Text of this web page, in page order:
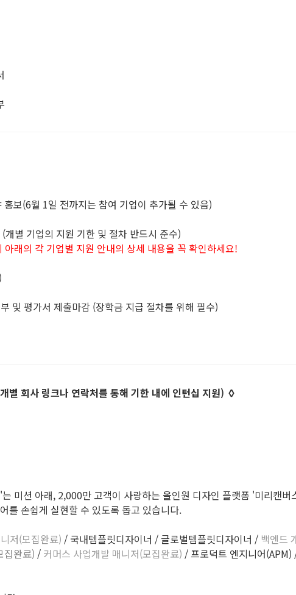
월 1일 전까지는 참여 기업이 추가될 수 있음)
기업의 지원 기한 및 절차 반드시 준수)
래의 각 기업별 지원 안내의 상세 내용을 꼭 확인하세요!
제출마감 (장학금 지급 절차를 위해 필수)
별 회사 링크나 연락처를 통해 기한 내에 인턴십 지원) ◊
미션 아래, 2,000만 고객이 사랑하는 올인원 디자인 플랫폼 '미리캔
를 손쉽게 실현할 수 있도록 돕고 있습니다.
저(모집완료) / 국내템플릿디자이너 / 글로벌템플릿디자이너 / 백엔드
집완료) / 커머스 사업개발 매니저(모집완료) / 프로덕트 엔지니어(APM)